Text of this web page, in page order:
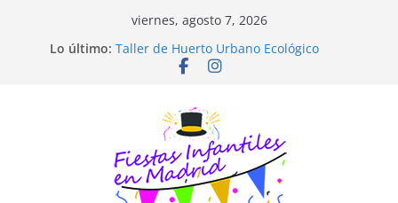
viernes, agosto 7, 2026
Lo último: Taller de Huerto Urbano Ecológico
TALLER FOTOGRAFÍA LA NATURALEZA
Trivial Virtual para niños